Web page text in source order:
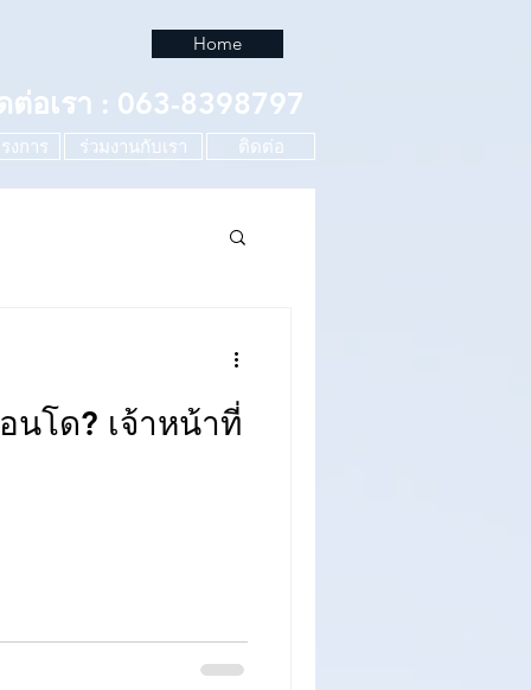
Home
ต่อเรา : 063-8398797
งการ ร่วมงานกับเรา ติดต่อ
นโด? เจ้าหน้าที่